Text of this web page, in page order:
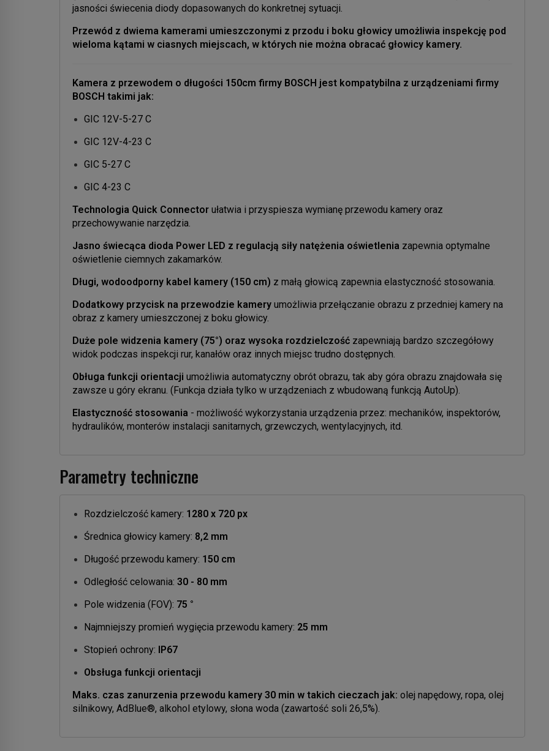
jasności świecenia diody dopasowanych do konkretnej sytuacji.
Przewód z dwiema kamerami umieszczonymi z przodu i boku głowicy umożliwia inspekcję pod
wieloma kątami w ciasnych miejscach, w których nie można obracać głowicy kamery.
Kamera z przewodem o długości 150cm firmy BOSCH jest kompatybilna z urządzeniami firmy
BOSCH takimi jak:
GIC 12V-5-27 C
GIC 12V-4-23 C
GIC 5-27 C
GIC 4-23 C
Technologia Quick Connector ułatwia i przyspiesza wymianę przewodu kamery oraz
przechowywanie narzędzia.
Jasno świecąca dioda Power LED z regulacją siły natężenia oświetlenia zapewnia optymalne
oświetlenie ciemnych zakamarków.
Długi, wodoodporny kabel kamery (150 cm) z małą głowicą zapewnia elastyczność stosowania.
Dodatkowy przycisk na przewodzie kamery umożliwia przełączanie obrazu z przedniej kamery na
obraz z kamery umieszczonej z boku głowicy.
Duże pole widzenia kamery (75°) oraz wysoka rozdzielczość zapewniają bardzo szczegółowy
widok podczas inspekcji rur, kanałów oraz innych miejsc trudno dostępnych.
Obługa funkcji orientacji umożliwia automatyczny obrót obrazu, tak aby góra obrazu znajdowała się
zawsze u góry ekranu. (Funkcja działa tylko w urządzeniach z wbudowaną funkcją AutoUp).
Elastyczność stosowania - możliwość wykorzystania urządzenia przez: mechaników, inspektorów,
hydraulików, monterów instalacji sanitarnych, grzewczych, wentylacyjnych, itd.
Parametry techniczne
Rozdzielczość kamery: 1280 x 720 px
Średnica głowicy kamery: 8,2 mm
Długość przewodu kamery: 150 cm
Odległość celowania: 30 - 80 mm
Pole widzenia (FOV): 75 °
Najmniejszy promień wygięcia przewodu kamery: 25 mm
Stopień ochrony: IP67
Obsługa funkcji orientacji
Maks. czas zanurzenia przewodu kamery 30 min w takich cieczach jak: olej napędowy, ropa, olej
silnikowy, AdBlue®, alkohol etylowy, słona woda (zawartość soli 26,5%).